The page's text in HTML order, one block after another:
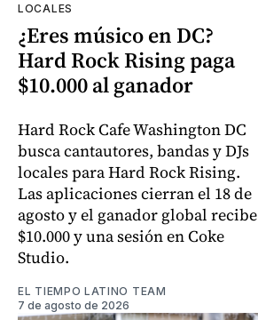
LOCALES
¿Eres músico en DC?
Hard Rock Rising paga
$10.000 al ganador
Hard Rock Cafe Washington DC
busca cantautores, bandas y DJs
locales para Hard Rock Rising.
Las aplicaciones cierran el 18 de
agosto y el ganador global recibe
$10.000 y una sesión en Coke
Studio.
EL TIEMPO LATINO TEAM
7 de agosto de 2026